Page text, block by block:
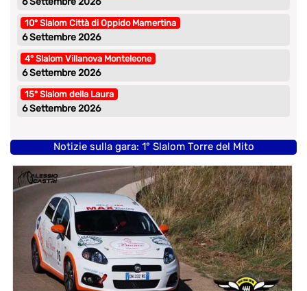
10° Slalom Città di Oppido Mamertina
6 Settembre 2026
4° Slalom Villanova Monteleone
6 Settembre 2026
15° Slalom della Laura
6 Settembre 2026
Notizie sulla gara: 1° Slalom Torre del Mito